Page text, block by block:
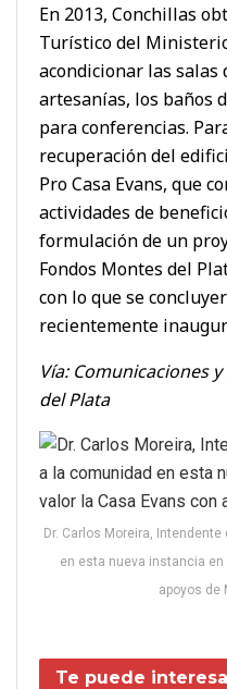
En 2013, Conchillas
Turístico del
acondicionar las salas
artesanías, los baños
para conferencias.
recuperación del
Pro Casa Evans, que
actividades de
formulación de un
Fondos Montes del
con lo que se
recientemente
Vía: Comunicaciones
del Plata
Dr. Carlos Moreira,
en esta nueva instancia en
apoyos de
Te puede